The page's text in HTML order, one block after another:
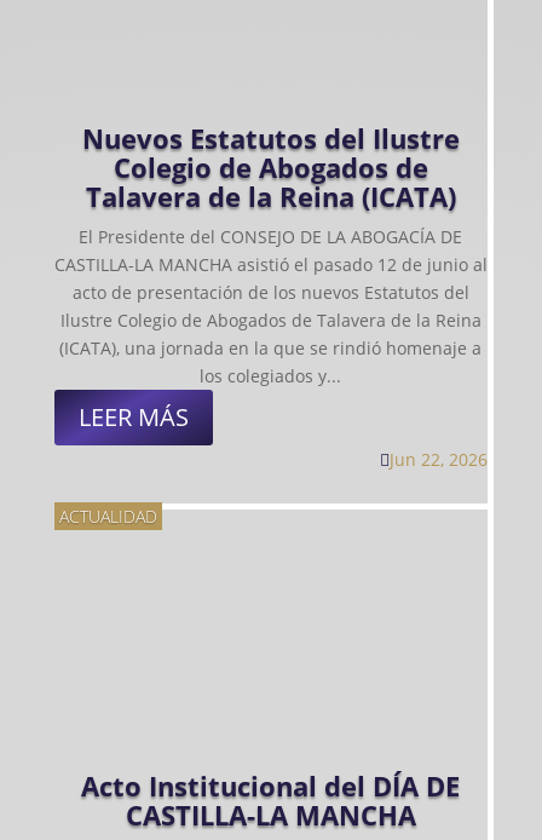
Nuevos Estatutos del Ilustre
Colegio de Abogados de
Talavera de la Reina (ICATA)
El Presidente del CONSEJO DE LA ABOGACÍA DE
CASTILLA-LA MANCHA asistió el pasado 12 de junio al
acto de presentación de los nuevos Estatutos del
Ilustre Colegio de Abogados de Talavera de la Reina
(ICATA), una jornada en la que se rindió homenaje a
los colegiados y...
LEER MÁS
Jun 22, 2026
ACTUALIDAD
Acto Institucional del DÍA DE
CASTILLA-LA MANCHA